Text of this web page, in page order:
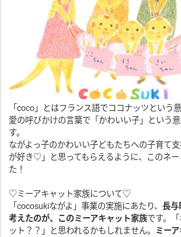
「coco」とはフランス語でココナッツという
愛の呼びかけの言葉で「かわいい子」という
す。
ながよっ子のかわいい子どもたちへの子育て
が好き♡」と思ってもらえるように、このネ
た！
♡ミーアキャット家族について♡
「cocosukiながよ」事業の実施にあたり、長与
考えたのが、このミーアキャット家族です。
ット？？」と思われるかもしれません。 ミー